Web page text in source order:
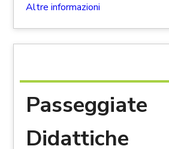
Altre informazioni
Passeggiate
Didattiche